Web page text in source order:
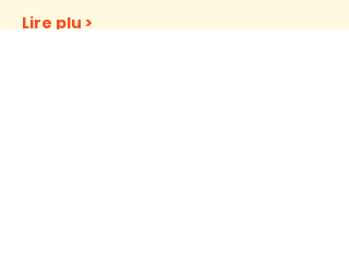
Lire plu >